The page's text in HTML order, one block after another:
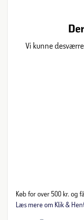
Vi kunne
Køb for over 500 kr. og
Læs mere om Klik &